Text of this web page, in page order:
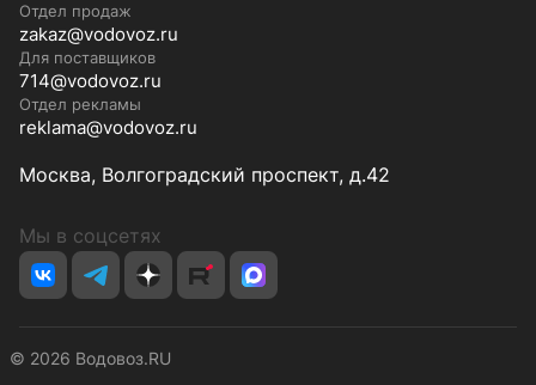
Отдел продаж
zakaz@vodovoz.ru
Для поставщиков
714@vodovoz.ru
Отдел рекламы
reklama@vodovoz.ru
Москва, Волгоградский проспект, д.42
Мы в соцсетях
© 2026 Водовоз.RU